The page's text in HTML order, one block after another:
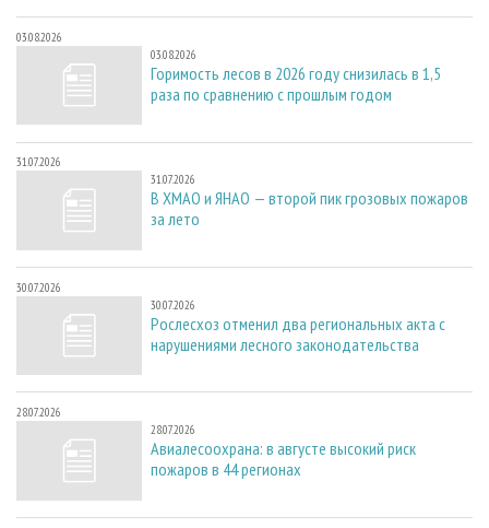
03.08.2026
03.08.2026
Горимость лесов в 2026 году снизилась в 1,5
раза по сравнению с прошлым годом
31.07.2026
31.07.2026
В ХМАО и ЯНАО — второй пик грозовых пожаров
за лето
30.07.2026
30.07.2026
Рослесхоз отменил два региональных акта с
нарушениями лесного законодательства
28.07.2026
28.07.2026
Авиалесоохрана: в августе высокий риск
пожаров в 44 регионах